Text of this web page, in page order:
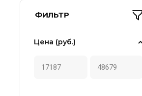
ФИЛЬТР
Цена (руб.)